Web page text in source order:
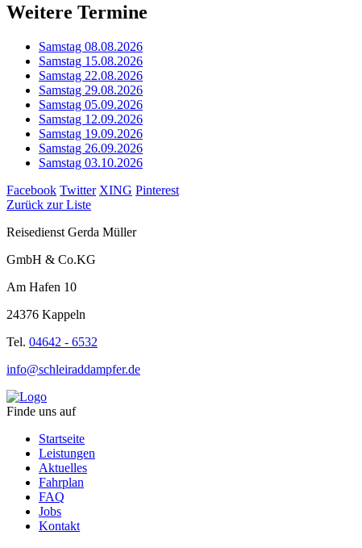
Weitere Termine
Samstag 08.08.2026
Samstag 15.08.2026
Samstag 22.08.2026
Samstag 29.08.2026
Samstag 05.09.2026
Samstag 12.09.2026
Samstag 19.09.2026
Samstag 26.09.2026
Samstag 03.10.2026
Facebook Twitter XING Pinterest
Zurück zur Liste
Reisedienst Gerda Müller
GmbH & Co.KG
Am Hafen 10
24376 Kappeln
Tel. 04642 - 6532
info@schleiraddampfer.de
Finde uns auf
Startseite
Leistungen
Aktuelles
Fahrplan
FAQ
Jobs
Kontakt